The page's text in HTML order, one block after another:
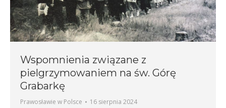
Wspomnienia związane z
pielgrzymowaniem na św. Górę
Grabarkę
Prawosławie w Polsce 16 sierpnia 2024